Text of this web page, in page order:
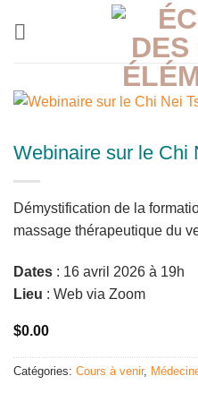
Webinaire sur le Chi
Démystification de la
massage thérapeutique du
Dates : 16 avril 2026 à 19h
Lieu : Web via Zoom
$0.00
Catégories: Cours à venir,